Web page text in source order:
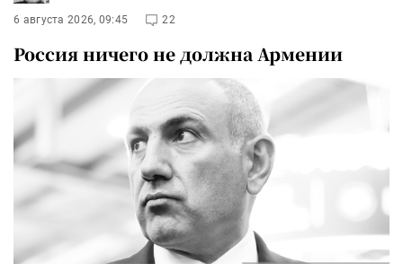
6 августа 2026, 09:45 22
Россия ничего не должна Армении